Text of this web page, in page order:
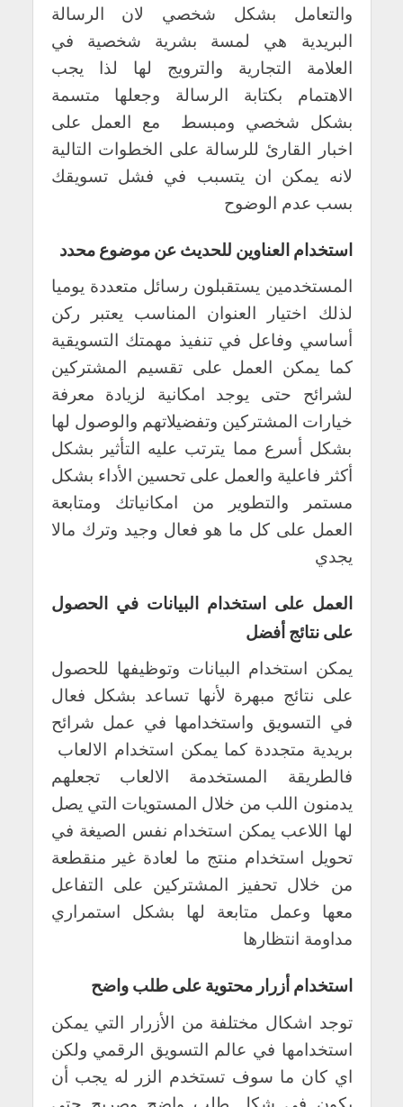
والتعامل بشكل شخصي لان الرسالة
البريدية هي لمسة بشرية شخصية في
العلامة التجارية والترويج لها لذا يجب
الاهتمام بكتابة الرسالة وجعلها متسمة
بشكل شخصي ومبسط مع العمل على
اخبار القارئ للرسالة على الخطوات التالية
لانه يمكن ان يتسبب في فشل تسويقك
بسب عدم الوضوح
استخدام العناوين للحديث عن موضوع محدد
المستخدمين يستقبلون رسائل متعددة يوميا
لذلك اختيار العنوان المناسب يعتبر ركن
أساسي وفاعل في تنفيذ مهمتك التسويقية
كما يمكن العمل على تقسيم المشتركين
لشرائح حتى يوجد امكانية لزيادة معرفة
خيارات المشتركين وتفضيلاتهم والوصول لها
بشكل أسرع مما يترتب عليه التأثير بشكل
أكثر فاعلية والعمل على تحسين الأداء بشكل
مستمر والتطوير من امكانياتك ومتابعة
العمل على كل ما هو فعال وجيد وترك مالا
يجدي
العمل على استخدام البيانات في الحصول
على نتائج أفضل
يمكن استخدام البيانات وتوظيفها للحصول
على نتائج مبهرة لأنها تساعد بشكل فعال
في التسويق واستخدامها في عمل شرائح
بريدية متجددة كما يمكن استخدام الالعاب
فالطريقة المستخدمة الالعاب تجعلهم
يدمنون اللب من خلال المستويات التي يصل
لها اللاعب يمكن استخدام نفس الصيغة في
تحويل استخدام منتج ما لعادة غير منقطعة
من خلال تحفيز المشتركين على التفاعل
معها وعمل متابعة لها بشكل استمراري
مداومة انتظارها
استخدام أزرار محتوية على طلب واضح
توجد اشكال مختلفة من الأزرار التي يمكن
استخدامها في عالم التسويق الرقمي ولكن
اي كان ما سوف تستخدم الزر له يجب أن